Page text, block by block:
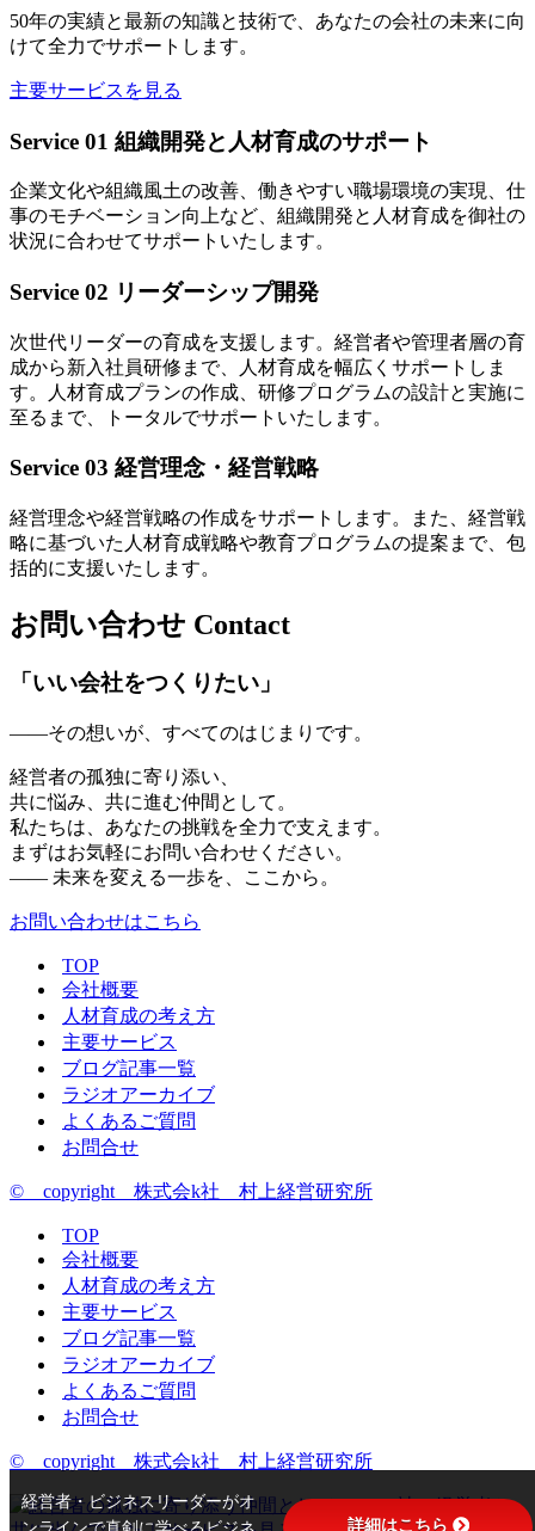
50年の実績と最新の知識と技術で、あなたの会社の未来に向
けて全力でサポートします。
主要サービスを見る
Service 01 組織開発と人材育成のサポート
企業文化や組織風土の改善、働きやすい職場環境の実現、仕
事のモチベーション向上など、組織開発と人材育成を御社の
状況に合わせてサポートいたします。
Service 02 リーダーシップ開発
次世代リーダーの育成を支援します。経営者や管理者層の育
成から新入社員研修まで、人材育成を幅広くサポートしま
す。人材育成プランの作成、研修プログラムの設計と実施に
至るまで、トータルでサポートいたします。
Service 03 経営理念・経営戦略
経営理念や経営戦略の作成をサポートします。また、経営戦
略に基づいた人材育成戦略や教育プログラムの提案まで、包
括的に支援いたします。
お問い合わせ Contact
「いい会社をつくりたい」
——その想いが、すべてのはじまりです。
経営者の孤独に寄り添い、
共に悩み、共に進む仲間として。
私たちは、あなたの挑戦を全力で支えます。
まずはお気軽にお問い合わせください。
—— 未来を変える一歩を、ここから。
お問い合わせはこちら
TOP
会社概要
人材育成の考え方
主要サービス
ブログ記事一覧
ラジオアーカイブ
よくあるご質問
お問合せ
© copyright 株式会k社 村上経営研究所
TOP
会社概要
人材育成の考え方
主要サービス
ブログ記事一覧
ラジオアーカイブ
よくあるご質問
お問合せ
© copyright 株式会k社 村上経営研究所
経営者・ビジネスリーダーがオ
詳細はこちら